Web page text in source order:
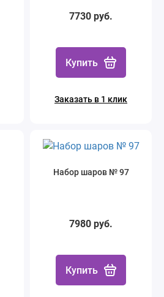
7730 руб.
Купить
Заказать в 1 клик
Набор шаров № 97
7980 руб.
Купить